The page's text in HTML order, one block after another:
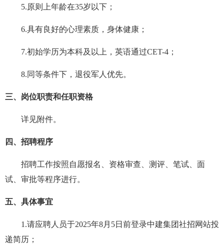
5.原则上年龄在35岁以下；
6.具有良好的心理素质，身体健康；
7.初始学历为本科及以上，英语通过CET-4；
8.同等条件下，退役军人优先。
三、岗位职责和任职资格
详见附件。
四、招聘程序
招聘工作按照自愿报名、资格审查、测评、笔试、面
试、审批等程序进行。
五、具体事宜
1.请应聘人员于2025年8月5日前登录中建集团社招网站投
递简历；